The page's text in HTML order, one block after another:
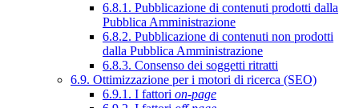
6.8.1. Pubblicazione di contenuti prodotti dalla
Pubblica Amministrazione
6.8.2. Pubblicazione di contenuti non prodotti
dalla Pubblica Amministrazione
6.8.3. Consenso dei soggetti ritratti
6.9. Ottimizzazione per i motori di ricerca (SEO)
6.9.1. I fattori on-page